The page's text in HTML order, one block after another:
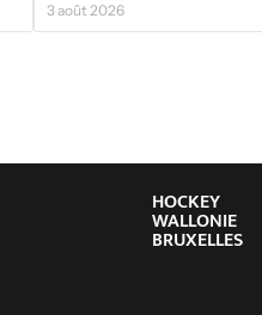
3 août 2026
HOCKEY
WALLONIE
BRUXELLES